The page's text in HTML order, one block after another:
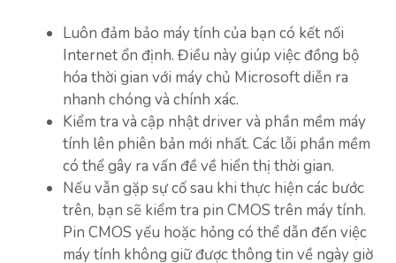
Luôn đảm bảo máy tính của bạn có kết nối
Internet ổn định. Điều này giúp việc đồng bộ
hóa thời gian với máy chủ Microsoft diễn ra
nhanh chóng và chính xác.
Kiểm tra và cập nhật driver và phần mềm máy
tính lên phiên bản mới nhất. Các lỗi phần mềm
có thể gây ra vấn đề về hiển thị thời gian.
Nếu vẫn gặp sự cố sau khi thực hiện các bước
trên, bạn sẽ kiểm tra pin CMOS trên máy tính.
Pin CMOS yếu hoặc hỏng có thể dẫn đến việc
máy tính không giữ được thông tin về ngày giờ